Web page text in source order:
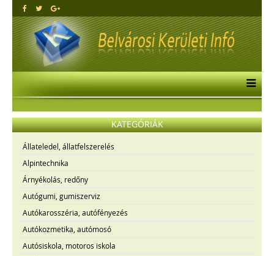
KATEGÓRIÁK
Állateledel, állatfelszerelés
Alpintechnika
Árnyékolás, redőny
Autógumi, gumiszerviz
Autókarosszéria, autófényezés
Autókozmetika, autómosó
Autósiskola, motoros iskola